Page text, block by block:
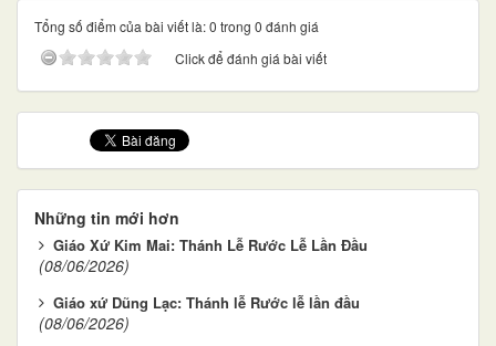
Tổng số điểm của bài viết là: 0 trong 0 đánh giá
Click để đánh giá bài viết
Những tin mới hơn
Giáo Xứ Kim Mai: Thánh Lễ Rước Lễ Lần Đầu
(08/06/2026)
Giáo xứ Dũng Lạc: Thánh lễ Rước lễ lần đầu
(08/06/2026)